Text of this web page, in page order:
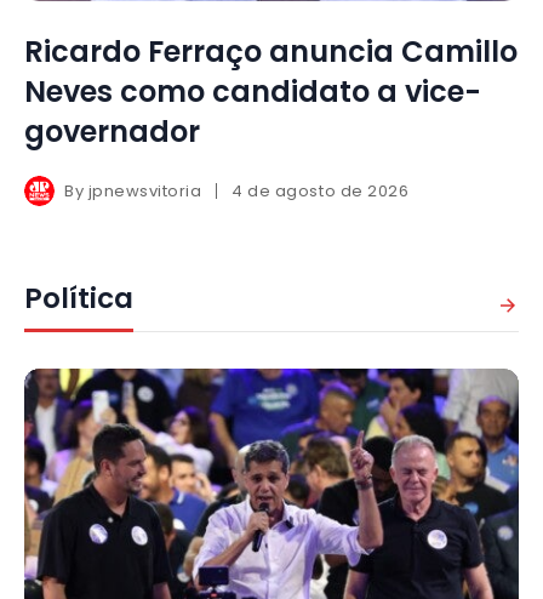
Ricardo Ferraço anuncia Camillo
Neves como candidato a vice-
governador
By jpnewsvitoria 4 de agosto de 2026
Política